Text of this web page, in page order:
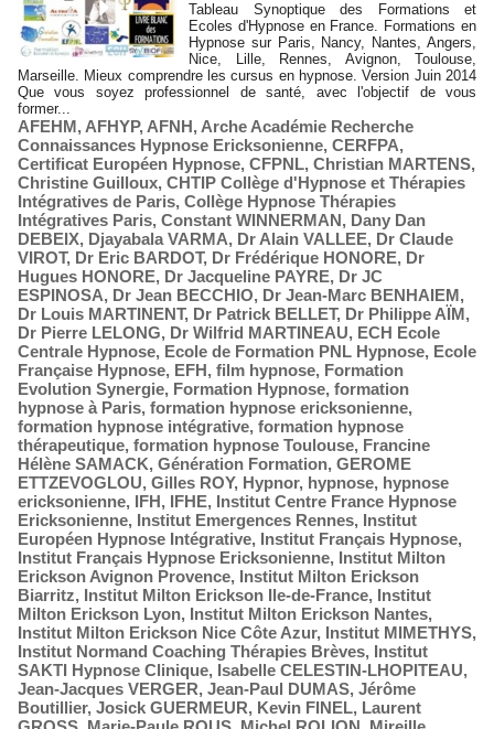
Tableau Synoptique des Formations et
Ecoles d'Hypnose en France. Formations en
Hypnose sur Paris, Nancy, Nantes, Angers,
Nice, Lille, Rennes, Avignon, Toulouse,
Marseille. Mieux comprendre les cursus en hypnose. Version Juin 2014
Que vous soyez professionnel de santé, avec l'objectif de vous
former...
AFEHM, AFHYP, AFNH, Arche Académie Recherche
Connaissances Hypnose Ericksonienne, CERFPA,
Certificat Européen Hypnose, CFPNL, Christian MARTENS,
Christine Guilloux, CHTIP Collège d'Hypnose et Thérapies
Intégratives de Paris, Collège Hypnose Thérapies
Intégratives Paris, Constant WINNERMAN, Dany Dan
DEBEIX, Djayabala VARMA, Dr Alain VALLEE, Dr Claude
VIROT, Dr Eric BARDOT, Dr Frédérique HONORE, Dr
Hugues HONORE, Dr Jacqueline PAYRE, Dr JC
ESPINOSA, Dr Jean BECCHIO, Dr Jean-Marc BENHAIEM,
Dr Louis MARTINENT, Dr Patrick BELLET, Dr Philippe AÏM,
Dr Pierre LELONG, Dr Wilfrid MARTINEAU, ECH Ecole
Centrale Hypnose, Ecole de Formation PNL Hypnose, Ecole
Française Hypnose, EFH, film hypnose, Formation
Evolution Synergie, Formation Hypnose, formation
hypnose à Paris, formation hypnose ericksonienne,
formation hypnose intégrative, formation hypnose
thérapeutique, formation hypnose Toulouse, Francine
Hélène SAMACK, Génération Formation, GEROME
ETTZEVOGLOU, Gilles ROY, Hypnor, hypnose, hypnose
ericksonienne, IFH, IFHE, Institut Centre France Hypnose
Ericksonienne, Institut Emergences Rennes, Institut
Européen Hypnose Intégrative, Institut Français Hypnose,
Institut Français Hypnose Ericksonienne, Institut Milton
Erickson Avignon Provence, Institut Milton Erickson
Biarritz, Institut Milton Erickson Ile-de-France, Institut
Milton Erickson Lyon, Institut Milton Erickson Nantes,
Institut Milton Erickson Nice Côte Azur, Institut MIMETHYS,
Institut Normand Coaching Thérapies Brèves, Institut
SAKTI Hypnose Clinique, Isabelle CELESTIN-LHOPITEAU,
Jean-Jacques VERGER, Jean-Paul DUMAS, Jérôme
Boutillier, Josick GUERMEUR, Kevin FINEL, Laurent